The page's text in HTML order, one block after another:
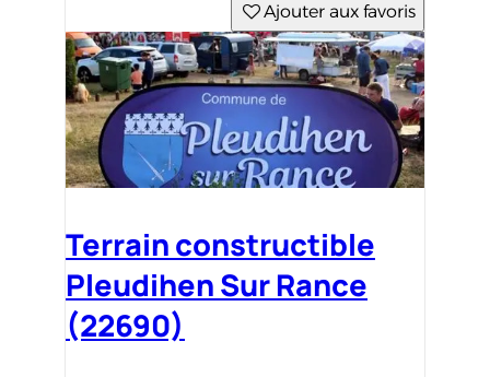
Ajouter aux favoris
Terrain constructible
Pleudihen Sur Rance
(22690)